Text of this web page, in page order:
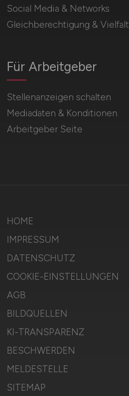
Social Media & Networks
Gleichberechtigung & Vielfalt
Für Arbeitgeber
Stellenanzeigen schalten
Mediadaten & Konditionen
Arbeitgeber Seite
HOME
IMPRESSUM
DATENSCHUTZ
COOKIE-EINSTELLUNGEN
AGB
BILDQUELLEN
KI-TRANSPARENZ
BESCHWERDEN
MELDESTELLE
SITEMAP